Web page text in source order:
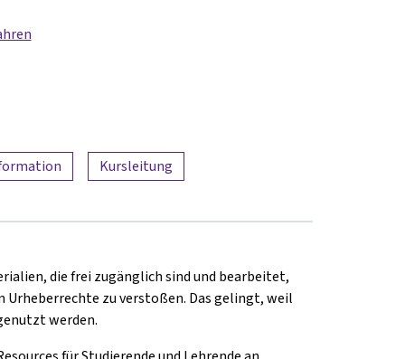
Kursleitung
die frei zugänglich sind und bearbeitet,
Urheberrechte zu verstoßen. Das gelingt, weil
werden.